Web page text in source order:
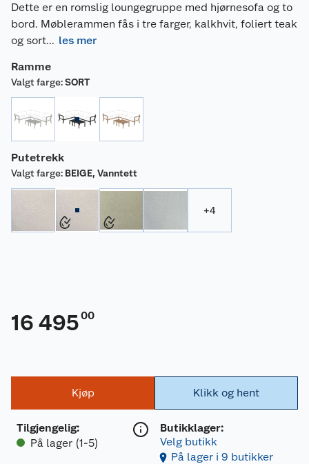
Dette er en romslig loungegruppe med hjørnesofa og to
bord. Møblerammen fås i tre farger, kalkhvit, foliert teak
og sort... les mer
Ramme
Valgt farge:SORT
Putetrekk
Valgt farge: BEIGE, Vanntett
+4
16 49500
Kjøp
Tilgjengelig:
På lager (1-5)
Klikk og hent
Butikklager:
Velg butikk
På lager i 9 butikker